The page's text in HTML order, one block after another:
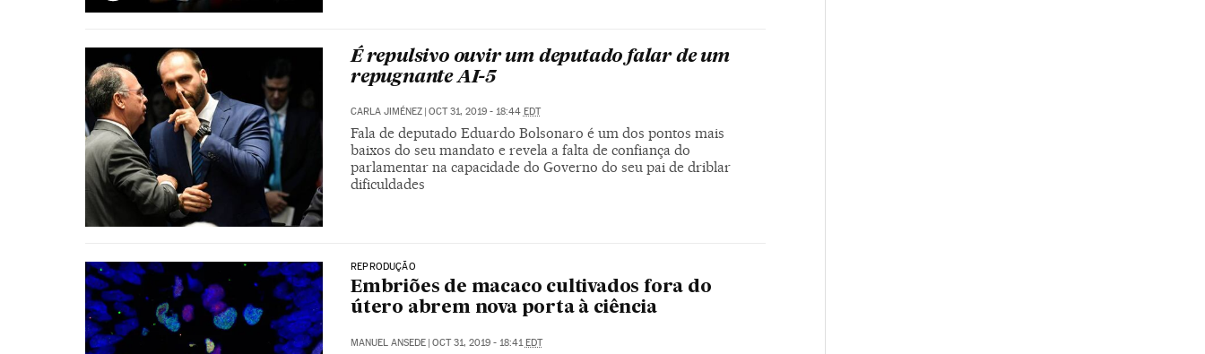
É repulsivo ouvir um deputado falar de um
repugnante AI-5
CARLA JIMÉNEZ OCT 31, 2019 - 18:44 EDT
Fala de deputado Eduardo Bolsonaro é um dos pontos mais
baixos do seu mandato e revela a falta de confiança do
parlamentar na capacidade do Governo do seu pai de driblar
dificuldades
REPRODUÇÃO
Embriões de macaco cultivados fora do
útero abrem nova porta à ciência
MANUEL ANSEDE | OCT 31, 2019 - 18:41 EDT